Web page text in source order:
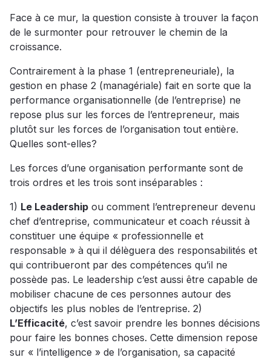
Face à ce mur, la question consiste à trouver la façon
de le surmonter pour retrouver le chemin de la
croissance.
Contrairement à la phase 1 (entrepreneuriale), la
gestion en phase 2 (managériale) fait en sorte que la
performance organisationnelle (de l’entreprise) ne
repose plus sur les forces de l’entrepreneur, mais
plutôt sur les forces de l’organisation tout entière.
Quelles sont-elles?
Les forces d’une organisation performante sont de
trois ordres et les trois sont inséparables :
1) Le Leadership ou comment l’entrepreneur devenu
chef d’entreprise, communicateur et coach réussit à
constituer une équipe « professionnelle et
responsable » à qui il délèguera des responsabilités et
qui contribueront par des compétences qu’il ne
possède pas. Le leadership c’est aussi être capable de
mobiliser chacune de ces personnes autour des
objectifs les plus nobles de l’entreprise. 2)
L’Efficacité, c’est savoir prendre les bonnes décisions
pour faire les bonnes choses. Cette dimension repose
sur « l’intelligence » de l’organisation, sa capacité